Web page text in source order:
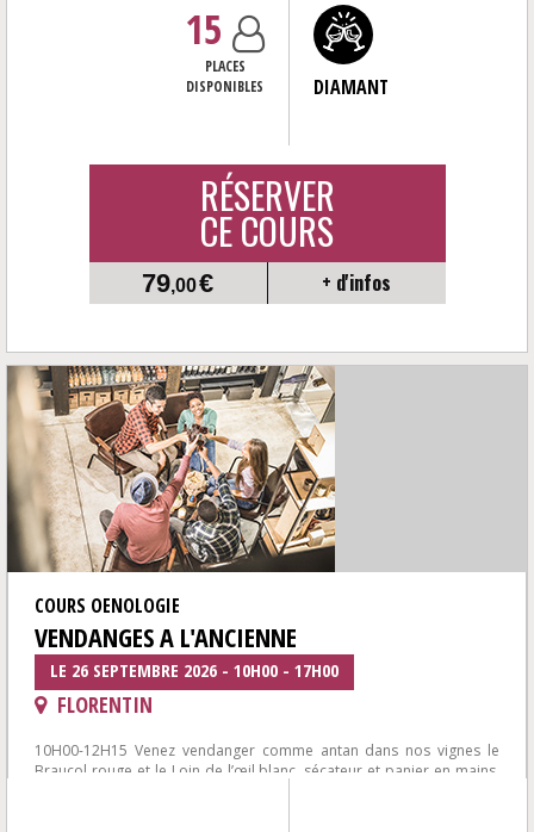
15
PLACES
DISPONIBLES
DIAMANT
RÉSERVER
CE COURS
79,00€ + d'infos
COURS OENOLOGIE
VENDANGES A L'ANCIENNE
LE 26 SEPTEMBRE 2026 - 10H00 - 17H00
FLORENTIN
10H00-12H15 Venez vendanger comme antan dans nos vignes le
Braucol rouge et le Loin de l’œil blanc, sécateur et panier en mains,